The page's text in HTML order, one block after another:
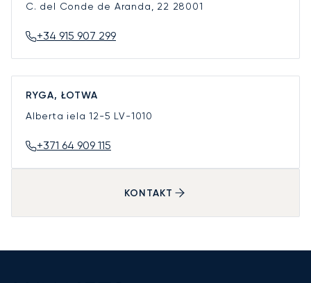
C. del Conde de Aranda, 22 28001
+34 915 907 299
RYGA, ŁOTWA
Alberta iela 12-5 LV-1010
+371 64 909 115
KONTAKT